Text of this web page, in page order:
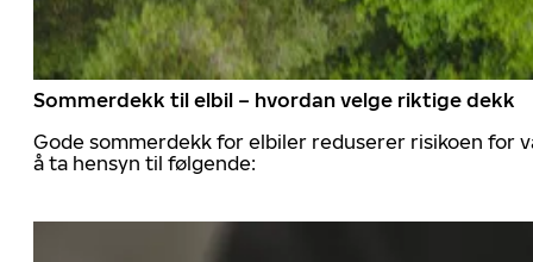
Sommerdekk til elbil – hvordan velge riktige dekk
Gode sommerdekk for elbiler reduserer risikoen for
å ta hensyn til følgende: